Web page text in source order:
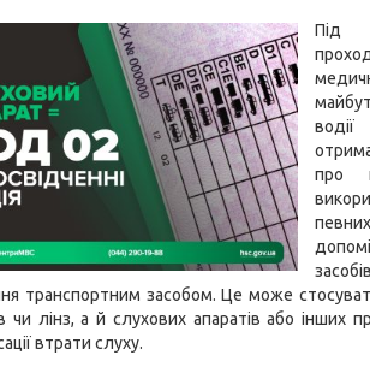
про
певних
транспортним засобом. Це може
чи лінз, а й слухових апаратів або інших
втрати слуху.